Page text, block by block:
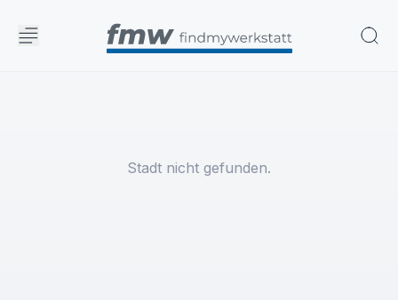
Stadt nicht gefunden.